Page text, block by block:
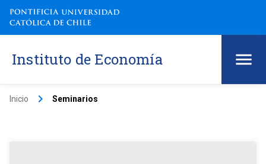
Instituto de Economía
Inicio keyboard_arrow_right Seminarios